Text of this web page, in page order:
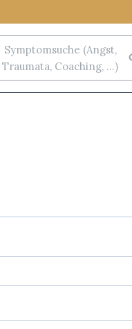
Symptomsuche (Angst,
Traumata, Coaching, ...)